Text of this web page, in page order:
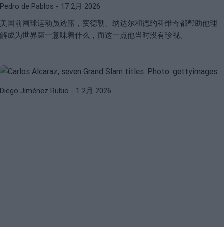
Pedro de Pablos - 17 2月 2026
美国前网球运动员透露，费德勒、纳达尔和德约科维奇都帮助他理
解成为世界第一意味着什么，而这一点他当时没有珍视。
CARLOS ALCARAZATP
Diego Jiménez Rubio - 1 2月 2026